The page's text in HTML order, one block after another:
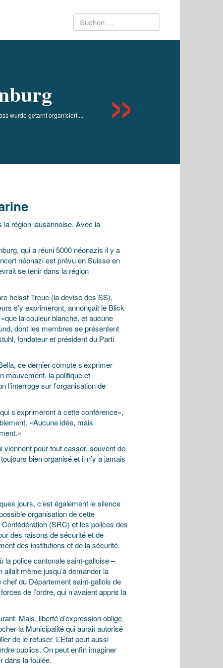
Suchen
wurde getarnt organisiert....
région lausannoise. Avec la
qui a réuni 5000 néonazis il y a
néonazi est prévu en Suisse en
se tenir dans la région
heisst Treue (la devise des SS),
s’y exprimeront, annonçait le Blick
la couleur blanche, et aucune
dont les membres se présentent
fondateur et président du Parti
ce dernier compte s’exprimer
mouvement, la politique et
l’interroge sur l’organisation de
s’exprimeront à cette conférence»,
«Aucune idée, mais
pour tout casser, souvent de
bien organisé et il n’y a jamais
jours, c’est également le silence
organisation de cette
(SRC) et les polices des
des raisons de sécurité et de
des institutions et de la sécurité.
la police cantonale saint-galloise –
même jusqu’à demander la
du Département saint-gallois de
de l’ordre, qui n’avaient appris la
Mais, liberté d’expression oblige,
la Municipalité qui aurait autorisé
de le refuser. L’Etat peut aussi
publics. On peut enfin imaginer
dans la foulée.